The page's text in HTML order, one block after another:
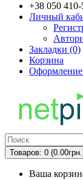
+38 050
Личный
Закладки (0)
Корзина
Оформление
Товаров: 0
Ваша